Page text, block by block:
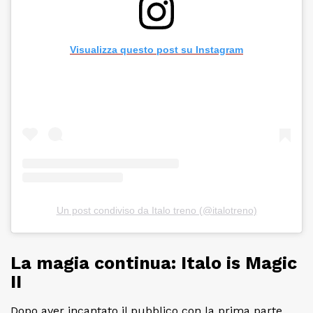
Visualizza questo post su Instagram
Un post condiviso da Italo treno (@italotreno)
La magia continua: Italo is Magic
II